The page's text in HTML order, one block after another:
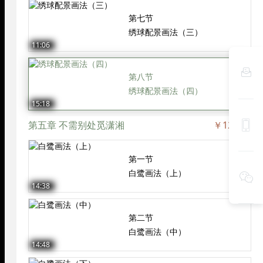
11:06
第七节
绣球配景画法（三）
15:18
第八节
绣球配景画法（四）
第五章 不需别处觅潇湘 ￥120.00
14:38
第一节
白鹭画法（上）
14:48
第二节
白鹭画法（中）


